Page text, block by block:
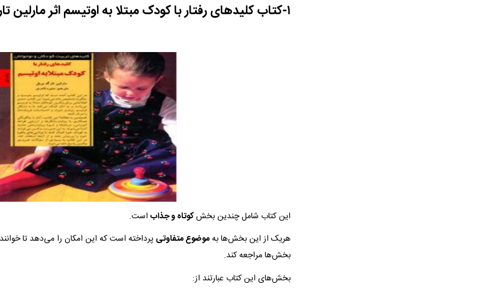
۱-کتاب کلیدهای رفتار با کودک مبتلا به اوتیسم اثر مارلین تارگ بریل
این کتاب شامل چندین بخشکوتاه و جذاباست.
هریک از این بخش‌‌ها بهموضوع متفاوتی پرداخته است که این امکان را می‌دهد تا
بخش‌ها مراجعه کند.
بخش‌های این کتاب عبارتند از: